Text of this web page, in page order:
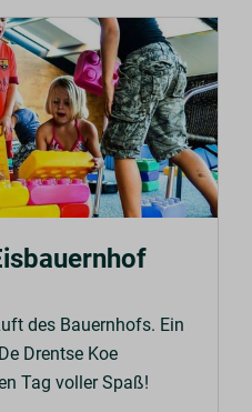
des Bauernhofs. Ein
Drentse Koe
Tag voller Spaß!